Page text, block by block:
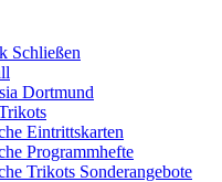
Schließen
Dortmund
Eintrittskarten
Programmhefte
Trikots Sonderangebote